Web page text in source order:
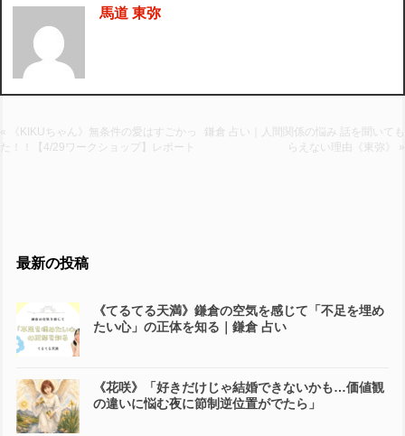
馬道 東弥
« 《KIKUちゃん》無条件の愛はすごかっ
た！！【4/29ワークショップ】レポート
鎌倉 占い｜人間関係の悩み 話を聞いても
らえない理由《東弥》 »
最新の投稿
《てるてる天満》鎌倉の空気を感じて「不足を埋め
たい心」の正体を知る｜鎌倉 占い
《花咲》「好きだけじゃ結婚できないかも…価値観
の違いに悩む夜に節制逆位置がでたら」